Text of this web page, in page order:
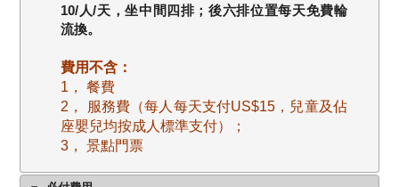
10/人/天，坐中間四排；後六排位置每天免費輪
流換。
費用不含：
1， 餐費
2， 服務費（每人每天支付US$15，兒童及佔
座嬰兒均按成人標準支付）；
3， 景點門票